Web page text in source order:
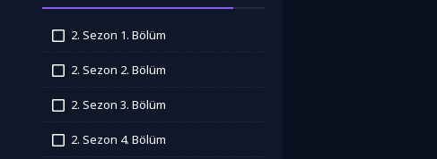
2. Sezon 1. Bölüm
2. Sezon 2. Bölüm
2. Sezon 3. Bölüm
2. Sezon 4. Bölüm